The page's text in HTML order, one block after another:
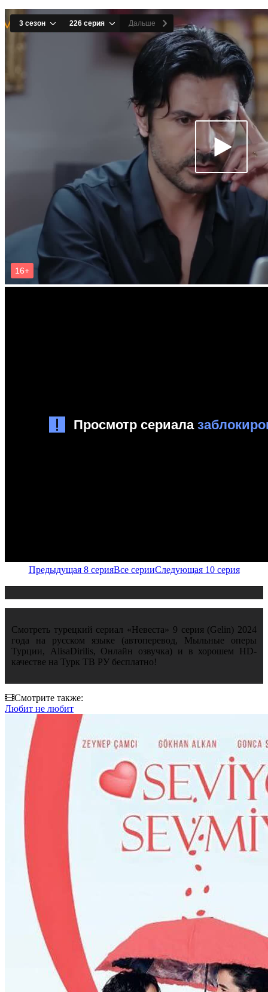
Предыдущая 8 серияВсе серииСледующая 10 серия
Смотреть турецкий сериал «Невеста» 9 серия (Gelin) 2024
года на русском языке (автоперевод, Мыльные оперы
Турции, AlisaDirilis, Онлайн озвучка) и в хорошем HD-
качестве на Турк ТВ РУ бесплатно!
Смотрите также:
Любит не любит